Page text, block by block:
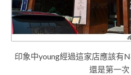
印象中young經過這家店應該有
還是第一次